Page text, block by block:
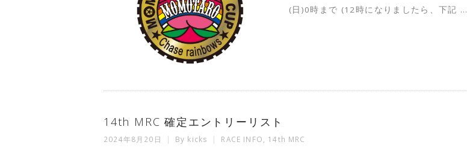
(日)0時まで (12時になりましたら、下記 …
14th MRC 確定エントリーリスト
2024年8月20日 By kicks RACE INFO 14th MRC